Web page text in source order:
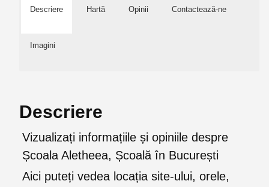
Descriere Hartă Opinii Contactează-ne
Imagini
Descriere
Vizualizați informațiile și opiniile despre
Școala Aletheea, Școală în București
Aici puteți vedea locația site-ului, orele,